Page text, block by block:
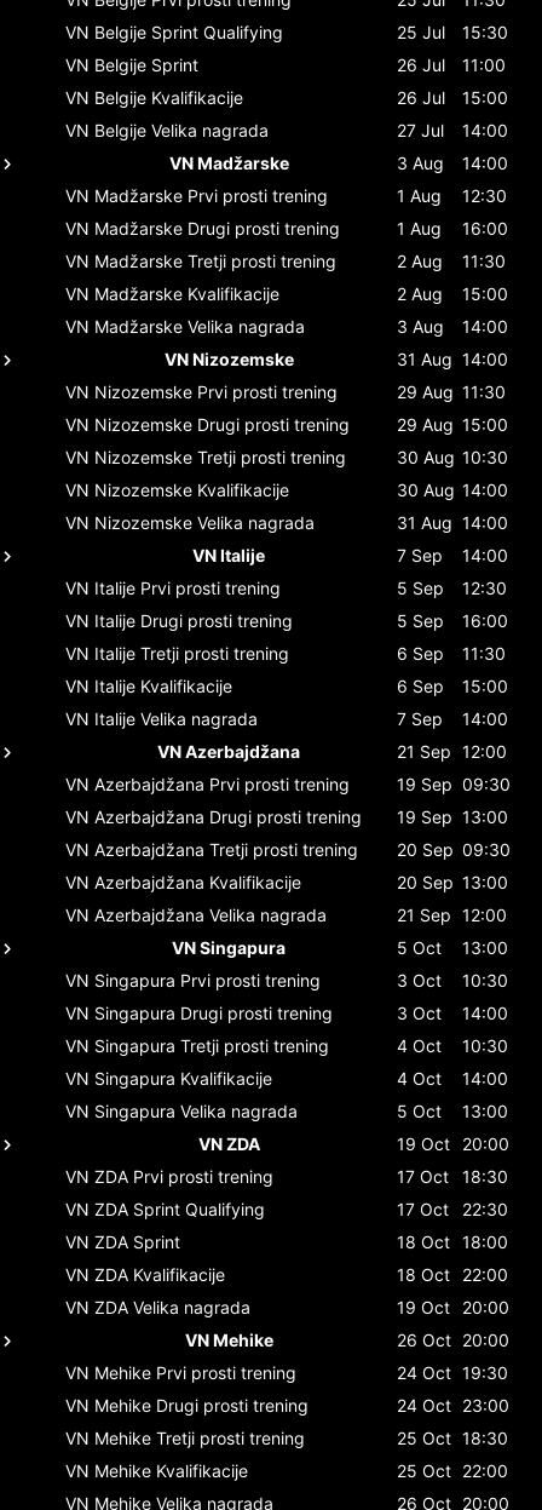
VN Belgije Sprint Qualifying 25 Jul
15:30
VN Belgije Sprint 26 Jul
11:00
VN Belgije Kvalifikacije 26 Jul
15:00
VN Belgije Velika nagrada 27 Jul
14:00
VN Madžarske
3 Aug
14:00
VN Madžarske Prvi prosti trening 1 Aug
12:30
VN Madžarske Drugi prosti trening 1 Aug
16:00
VN Madžarske Tretji prosti trening 2 Aug
11:30
VN Madžarske Kvalifikacije 2 Aug
15:00
VN Madžarske Velika nagrada 3 Aug
14:00
VN Nizozemske
31 Aug 14:00
VN Nizozemske Prvi prosti trening 29 Aug 11:30
VN Nizozemske Drugi prosti trening 29 Aug 15:00
VN Nizozemske Tretji prosti trening 30 Aug 10:30
VN Nizozemske Kvalifikacije 30 Aug 14:00
VN Nizozemske Velika nagrada 31 Aug 14:00
VN Italije
7 Sep
14:00
VN Italije Prvi prosti trening 5 Sep
12:30
VN Italije Drugi prosti trening 5 Sep
16:00
VN Italije Tretji prosti trening 6 Sep
11:30
VN Italije Kvalifikacije 6 Sep
15:00
VN Italije Velika nagrada 7 Sep
14:00
VN Azerbajdžana
21 Sep 12:00
VN Azerbajdžana Prvi prosti trening 19 Sep 09:30
VN Azerbajdžana Drugi prosti trening 19 Sep 13:00
VN Azerbajdžana Tretji prosti trening 20 Sep 09:30
VN Azerbajdžana Kvalifikacije 20 Sep 13:00
VN Azerbajdžana Velika nagrada 21 Sep 12:00
VN Singapura
5 Oct
13:00
VN Singapura Prvi prosti trening 3 Oct
10:30
VN Singapura Drugi prosti trening 3 Oct
14:00
VN Singapura Tretji prosti trening 4 Oct
10:30
VN Singapura Kvalifikacije 4 Oct
14:00
VN Singapura Velika nagrada 5 Oct
13:00
VN ZDA
19 Oct
20:00
VN ZDA Prvi prosti trening 17 Oct
18:30
VN ZDA Sprint Qualifying 17 Oct
22:30
VN ZDA Sprint 18 Oct 18:00
VN ZDA Kvalifikacije 18 Oct
22:00
VN ZDA Velika nagrada 19 Oct
20:00
VN Mehike
26 Oct 20:00
VN Mehike Prvi prosti trening 24 Oct 19:30
VN Mehike Drugi prosti trening 24 Oct 23:00
VN Mehike Tretji prosti trening 25 Oct 18:30
VN Mehike Kvalifikacije 25 Oct 22:00
VN Mehike Velika nagrada 26 Oct 20:00